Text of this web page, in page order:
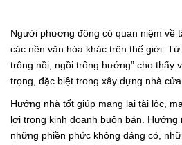
Người phương đông có quan niệm về
các nền văn hóa khác trên thế giới.
trông nồi, ngồi trông hướng” cho thấy
trọng, đặc biệt trong xây dựng nhà cửa.
Hướng nhà tốt giúp mang lại tài lộc,
lợi trong kinh doanh buôn bán. Hướng
những phiền phức không dáng có,